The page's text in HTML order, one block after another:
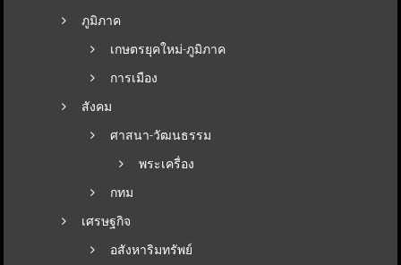
ภูมิภาค
เกษตรยุคใหม่-ภูมิภาค
การเมือง
สังคม
ศาสนา-วัฒนธรรม
พระเครื่อง
กทม
เศรษฐกิจ
อสังหาริมทรัพย์